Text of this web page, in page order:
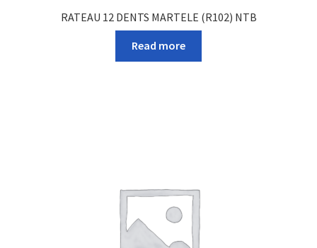
RATEAU 12 DENTS MARTELE (R102) NTB
Read more